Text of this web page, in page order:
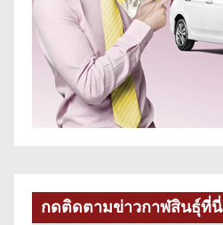
กดติดตามข่าวกาฬสินธุ์ที่นี่